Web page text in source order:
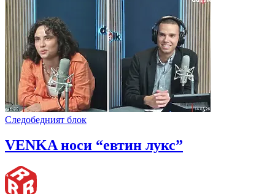
Следобедният блок
VENKA носи “евтин лукс”